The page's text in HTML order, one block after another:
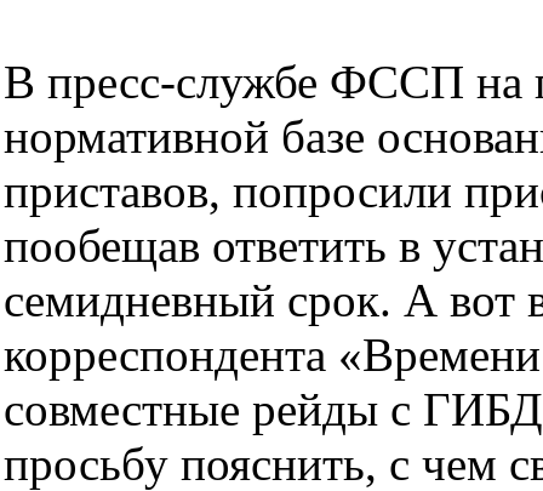
В пресс-службе ФССП на
нормативной базе
приставов, попросили
пообещав ответить в
семидневный срок. А
корреспондента
совместные рейды с
просьбу пояснить, с чем